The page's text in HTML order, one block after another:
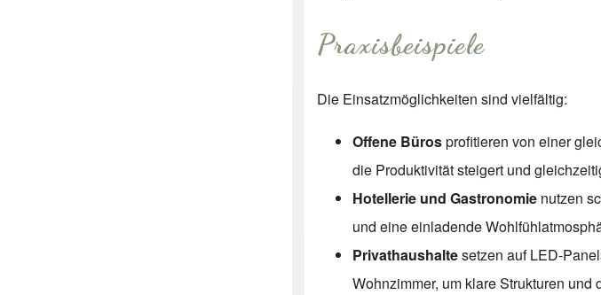
Praxisbeispiele
Die Einsatzmöglichkeiten sind vielfältig:
Offene Bürosprofitieren von einer
die Produktivität steigert und
Hotellerie und Gastronomie nutzen
und eine einladende
Privathaushaltesetzen auf LED-
Wohnzimmer, um klare Strukturen